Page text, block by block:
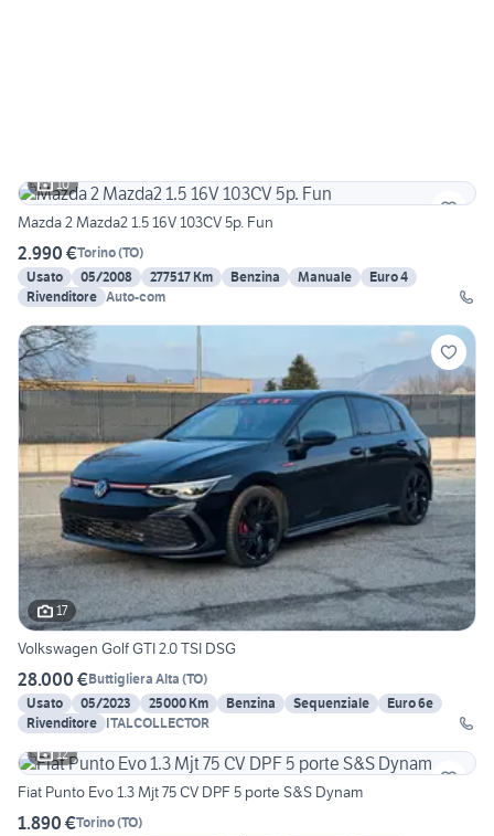
10
Mazda 2 Mazda2 1.5 16V 103CV 5p. Fun
2.990 €Torino(TO)
Usato
05/2008 277517 Km Benzina Manuale
Euro 4
Rivenditore Auto-com
17
Volkswagen Golf GTI 2.0 TSI DSG
28.000 €Buttigliera Alta (TO)
Usato
05/2023 25000 Km Benzina Sequenziale
Euro 6e
Rivenditore ITALCOLLECTOR
12
Fiat Punto Evo 1.3 Mjt 75 CV DPF 5 porte S&S Dynam
1.890 €Torino(TO)